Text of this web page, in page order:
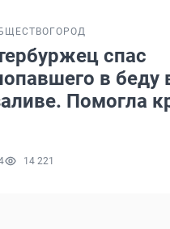
ГОРОД
спас
в беду
Помогла
14 221